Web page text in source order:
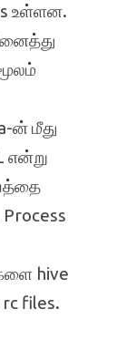
உள்ளன.
ன் மீது
என்று
hive
rc files.